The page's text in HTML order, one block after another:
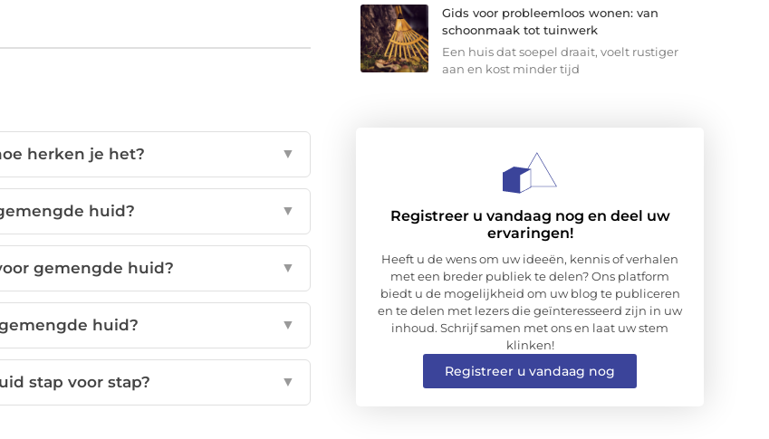
herken je het? ▼
huid? ▼
gemengde huid? ▼
huid? ▼
stap voor stap? ▼
Gids voor probleemloos wonen: van
schoonmaak tot tuinwerk
Een huis dat soepel draait, voelt rustiger
aan en kost minder tijd
Registreer u vandaag nog en deel uw
ervaringen!
Heeft u de wens om uw ideeën, kennis of verhalen
met een breder publiek te delen? Ons platform
biedt u de mogelijkheid om uw blog te publiceren
en te delen met lezers die geïnteresseerd zijn in uw
inhoud. Schrijf samen met ons en laat uw stem
klinken!
Registreer u vandaag nog